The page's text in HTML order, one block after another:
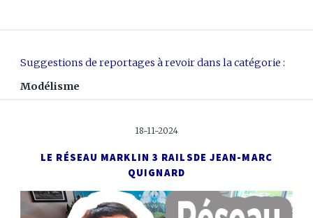
Suggestions de reportages à revoir dans la catégorie :
Modélisme
18-11-2024
LE RÉSEAU MARKLIN 3 RAILSDE JEAN-MARC
QUIGNARD